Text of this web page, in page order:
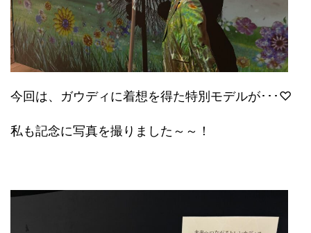
今回は、ガウディに着想を得た特別モデルが･･･♡
私も記念に写真を撮りました～～！